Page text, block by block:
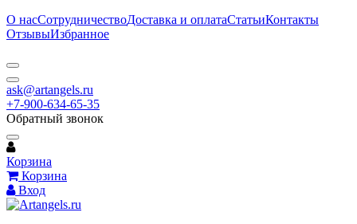
О насСотрудничествоДоставка и оплатаСтатьиКонтакты
ОтзывыИзбранное
ask@artangels.ru
+7-900-634-65-35
Обратный звонок
Корзина
Корзина
Вход